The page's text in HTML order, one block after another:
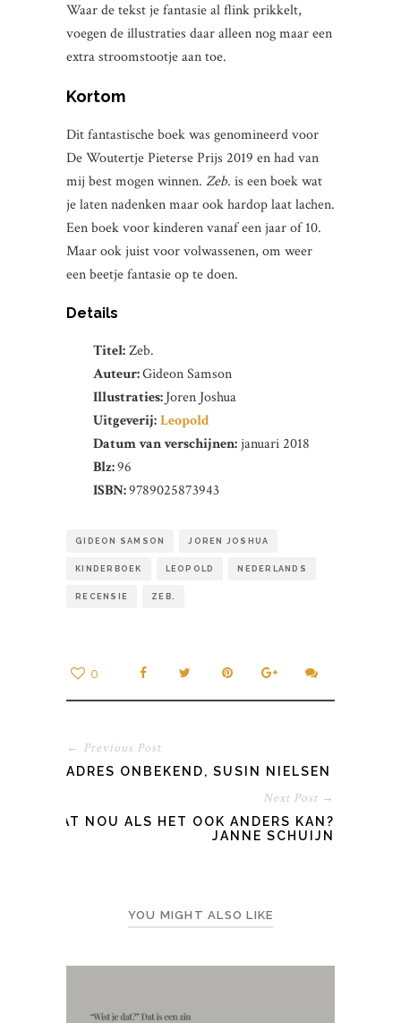
Waar de tekst je fantasie al flink prikkelt,
voegen de illustraties daar alleen nog maar een
extra stroomstootje aan toe.
Kortom
Dit fantastische boek was genomineerd voor
De Woutertje Pieterse Prijs 2019 en had van
mij best mogen winnen. Zeb. is een boek wat
je laten nadenken maar ook hardop laat lachen.
Een boek voor kinderen vanaf een jaar of 10.
Maar ook juist voor volwassenen, om weer
een beetje fantasie op te doen.
Details
Titel:Zeb.
Auteur:Gideon Samson
Illustraties:Joren Joshua
Uitgeverij:Leopold
Datum van verschijnen:januari 2018
Blz:96
ISBN:9789025873943
GIDEON SAMSON JOREN JOSHUA
KINDERBOEK LEOPOLD NEDERLANDS
RECENSIE ZEB.
0
← Previous Post
ADRES ONBEKEND, SUSIN NIELSEN
Next Post →
WAT NOU ALS HET OOK ANDERS KAN?
JANNE SCHUIJN
YOU MIGHT ALSO LIKE